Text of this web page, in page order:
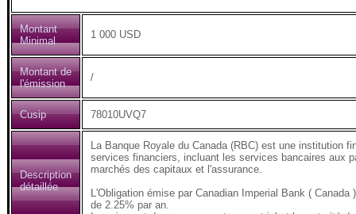
Montant
Minimal
1 000 USD
Montant de
l'émission
/
Cusip 78010UVQ7
Description
détaillée
La Banque Royale du Canada (RBC) est une institution
services financiers, incluant les services bancaires aux
marchés des capitaux et l'assurance.
L'Obligation émise par Canadian Imperial Bank (
de 2.25% par an.